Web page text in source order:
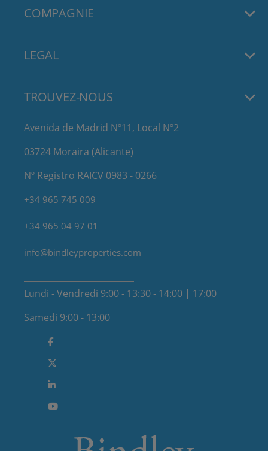
COMPAGNIE
LEGAL
TROUVEZ-NOUS
Avenida de Madrid Nº11, Local Nº2
03724 Moraira (Alicante)
Nº Registro RAICV 0983 - 0266
+34 965 745 009
+34 965 04 97 01
info@bindleyproperties.com
Lundi - Vendredi 9:00 - 13:30 - 14:00 | 17:00
Samedi 9:00 - 13:00